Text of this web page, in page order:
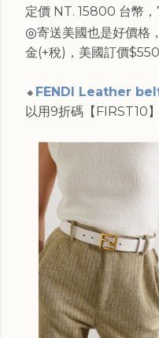
定價 NT. 15800 台幣，
◎寄送美國也是好價格
金(+稅)，美國訂價
🔸 FENDI Leather
以用9折碼【FIRST10